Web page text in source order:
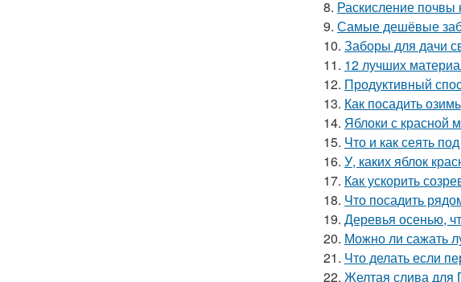
8. Раскисление почвы
9. Самые дешёвые
10. Заборы для дачи
11. 12 лучших
12. Продуктивный
13. Как посадить
14. Яблоки с красной
15. Что и как сеять
16. У, каких яблок
17. Как ускорить
18. Что посадить
19. Деревья осенью,
20. Можно ли сажать
21. Что делать если
22. Желтая слива для